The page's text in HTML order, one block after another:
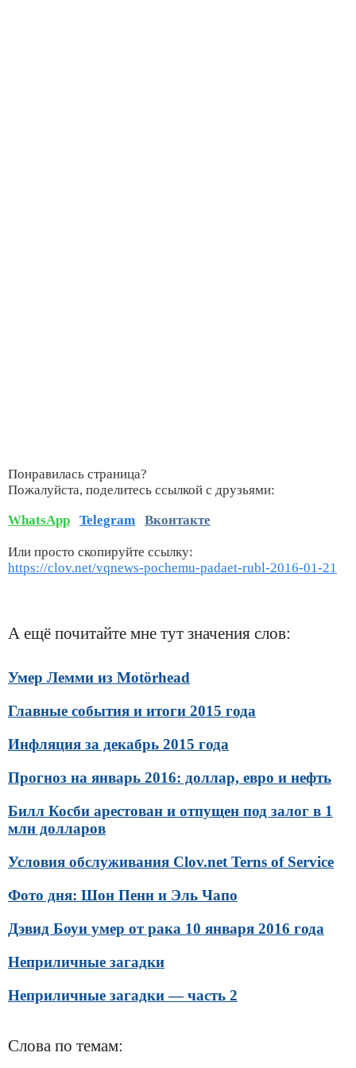
Понравилась страница?
Пожалуйста, поделитесь ссылкой с друзьями:
WhatsApp
Telegram Вконтакте
Или просто скопируйте ссылку:
https://clov.net/vqnews-pochemu-padaet-rubl-2016-01-21
А ещё почитайте мне тут значения слов:
Умер Лемми из Motörhead
Главные события и итоги 2015 года
Инфляция за декабрь 2015 года
Прогноз на январь 2016: доллар, евро и нефть
Билл Косби арестован и отпущен под залог в 1
млн долларов
Условия обслуживания Clov.net Terns of Service
Фото дня: Шон Пенн и Эль Чапо
Дэвид Боуи умер от рака 10 января 2016 года
Неприличные загадки
Неприличные загадки — часть 2
Слова по темам: